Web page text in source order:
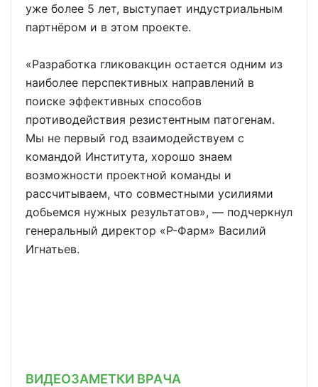
уже более 5 лет, выступает индустриальным
партнёром и в этом проекте.
«Разработка гликовакцин остается одним из
наиболее перспективных направлений в
поиске эффективных способов
противодействия резистентным патогенам.
Мы не первый год взаимодействуем с
командой Института, хорошо знаем
возможности проектной команды и
рассчитываем, что совместными усилиями
добьемся нужных результатов», — подчеркнул
генеральный директор «Р-Фарм» Василий
Игнатьев.
ВИДЕОЗАМЕТКИ ВРАЧА